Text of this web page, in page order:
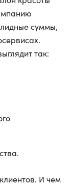
суммы,
так:
И чем